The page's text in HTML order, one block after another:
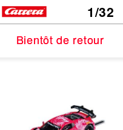
1/32
Bientôt de retour
Bientôt de retour